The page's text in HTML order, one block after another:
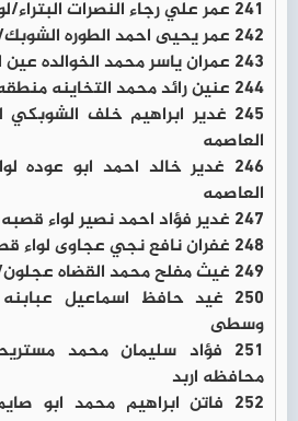
241 عمر علي رجاء النصرات البتراء/لواء البتراء
242 عمر يحيى احمد الطوره الشوبك/لواء الشوبك
243 عمران ياسر محمد الخوالده عين الباشا
244 عنين رائد محمد التخاينه منطقه الكرك/لواء عي
245 غدير ابراهيم خلف
العاصمه
246 غدير خالد احمد ابو عوده
العاصمه
247 غدير فؤاد احمد نصير لواء قصبه اربد/محافظه اربد
248 غفران نافع نجي عجاوى لواء قصبه اربد/محافظه اربد
249 غيث مفلح محمد القضاه عجلون/لواء قصبه عجلون
250 غيد حافظ اسماعيل عبابنه
وسطى
251 فؤاد سليمان محمد
محافظه اربد
252 فاتن ابراهيم محمد ابو